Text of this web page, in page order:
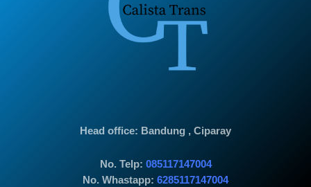
Head office: Bandung , Ciparay
No. Telp: 085117147004
No. Whastapp: 6285117147004